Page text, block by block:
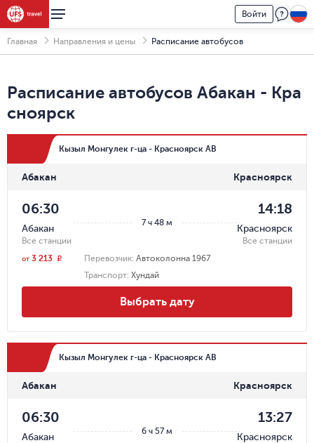
Войти
Главная Направления и цены Расписание автобусов
Расписание автобусов Абакан - Кра
сноярск
Кызыл Монгулек г-ца - Красноярск АВ
Абакан Красноярск
7 ч 48 м
06:30
Абакан
Все станции
14:18
Красноярск
Все станции
Перевозчик: Автоколонна 1967
Транспорт: Хундай
от 3 213 r
Выбрать дату
Кызыл Монгулек г-ца - Красноярск АВ
Абакан Красноярск
6 ч 57 м
06:30
Абакан
13:27
Красноярск